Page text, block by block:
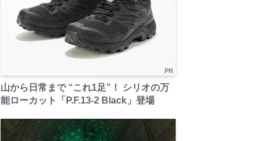
PR
山から日常まで “これ1足”！ シリオの万
能ローカット「P.F.13-2 Black」登場